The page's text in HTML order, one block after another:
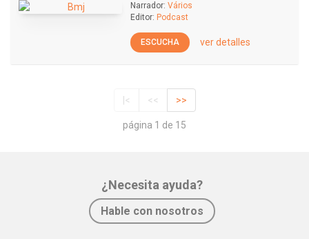
Narrador: Vários
Editor: Podcast
ESCUCHA ver detalles
|< << >>
página 1 de 15
¿Necesita ayuda?
Hable con nosotros